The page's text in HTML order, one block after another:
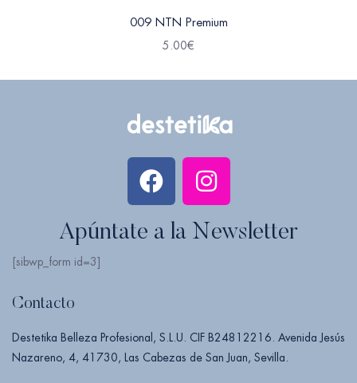
009 NTN Premium
5.00€
Apúntate a la Newsletter
[sibwp_form id=3]
Contacto
Destetika Belleza Profesional, S.L.U. CIF B24812216. Avenida Jesús
Nazareno, 4, 41730, Las Cabezas de San Juan, Sevilla.